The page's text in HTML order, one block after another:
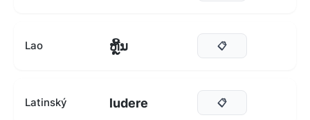
Lao ຫຼີ້ນ 📋
Latinský ludere 📋